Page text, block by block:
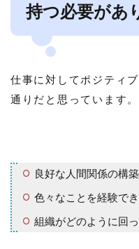
持つ必要があ
仕事に対してポジティ
通りだと思っています。
良好な人間関係の構
色々なことを経験で
組織がどのように回